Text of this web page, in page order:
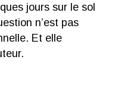
jours sur le sol
n’est pas
Et elle